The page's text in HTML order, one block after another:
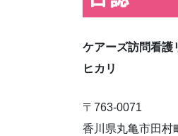
ケアーズ訪問看護
ヒカリ
〒763-0071
香川県丸亀市田村